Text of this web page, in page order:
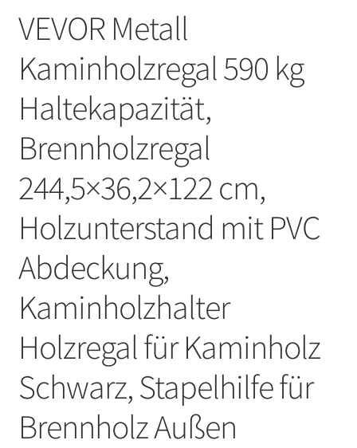
VEVOR Metall
Kaminholzregal 590 kg
Haltekapazität,
Brennholzregal
244,5×36,2×122 cm,
Holzunterstand mit PVC
Abdeckung,
Kaminholzhalter
Holzregal für Kaminholz
Schwarz, Stapelhilfe für
Brennholz Außen